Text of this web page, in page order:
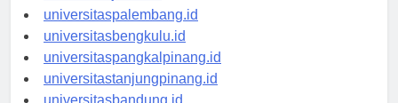
universitasjambi.id
universitaspalembang.id
universitasbengkulu.id
universitaspangkalpinang.id
universitastanjungpinang.id